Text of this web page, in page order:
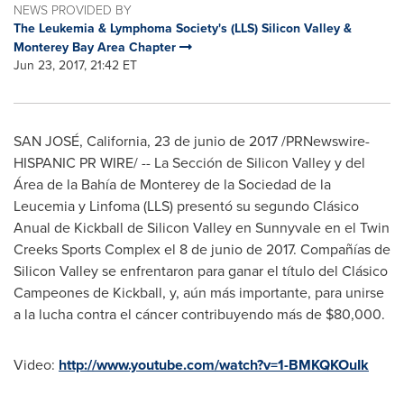
NEWS PROVIDED BY
The Leukemia & Lymphoma Society's (LLS) Silicon Valley &
Monterey Bay Area Chapter
Jun 23, 2017, 21:42 ET
SAN JOSÉ, California, 23 de junio de 2017 /PRNewswire-
HISPANIC PR WIRE/ -- La Sección de Silicon Valley y del
Área de la Bahía de Montereyde la Sociedad de la
Leucemia y Linfoma (LLS) presentó su segundo Clásico
Anual de Kickball de Silicon Valley en Sunnyvaleen el Twin
Creeks Sports Complex el 8 de junio de 2017. Compañías de
Silicon Valley se enfrentaron para ganar el título del Clásico
Campeones de Kickball, y, aún más importante, para unirse
a la lucha contra el cáncer contribuyendo más de $80,000.
Video: http://www.youtube.com/watch?v=1-BMKQKOuIk